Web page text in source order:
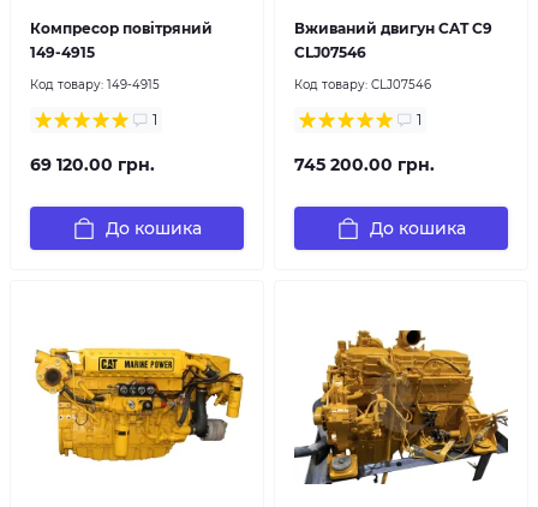
Компресор повітряний
149-4915
Код товару: 149-4915
1
69 120.00 грн.
До кошика
Вживаний двигун CAT C9
CLJ07546
Код товару: CLJ07546
1
745 200.00 грн.
До кошика